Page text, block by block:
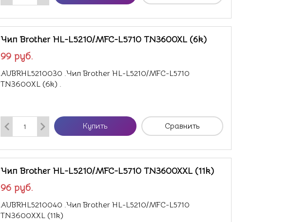
99 руб.
Чип Brother HL-L5210/MFC-L5710 TN3600XL (6k)
AUBRHL5210030 .Чип Brother HL-L5210/MFC-L5710
TN3600XL (6k) .
Купить Сравнить
96 руб.
Чип Brother HL-L5210/MFC-L5710 TN3600XXL (11k)
AUBRHL5210040 .Чип Brother HL-L5210/MFC-L5710
TN3600XXL (11k)